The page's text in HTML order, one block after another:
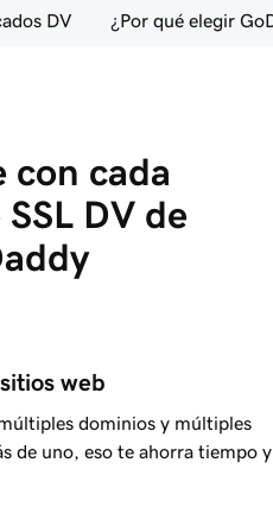
DV ¿Por qué elegir
con cada
DV de
web
dominios y múltiples
de uno, eso te ahorra tiempo y